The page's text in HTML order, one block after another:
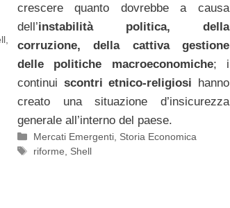
crescere quanto dovrebbe a causa
dell’instabilità politica, della
corruzione, della cattiva gestione
delle politiche macroeconomiche; i
continui scontri etnico-religiosi hanno
creato una situazione d’insicurezza
generale all’interno del paese.
Categorie
Mercati Emergenti Storia Economica
Tag
riforme Shell
,